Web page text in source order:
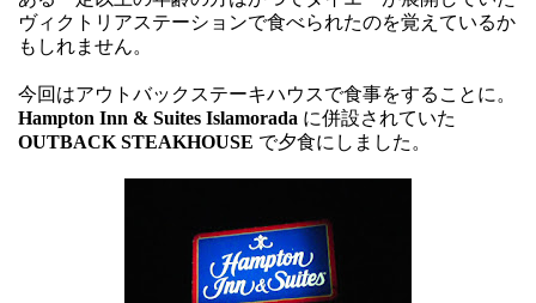
ヴィクトリアステーションで食べられたのを覚えているか
もしれません。
今回はアウトバックステーキハウスで食事をすることに。
Hampton Inn & Suites Islamorada に併設されていた
OUTBACK STEAKHOUSE で夕食にしました。